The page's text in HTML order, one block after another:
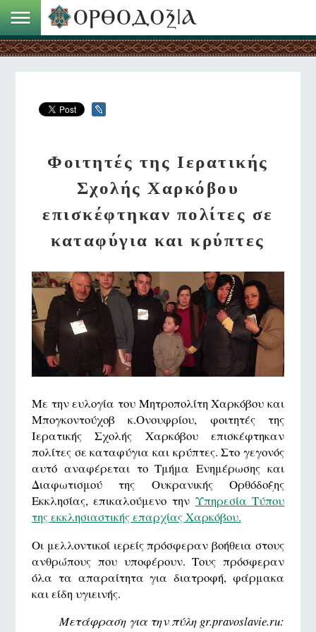
Φοιτητές της Ιερατικής
Σχολής Χαρκόβου
επισκέφτηκαν πολίτες σε
καταφύγια και κρύπτες
Με την ευλογία του Μητροπολίτη Χαρκόβου και
Μπογκοντούχοβ κ.Ονουφρίου, φοιτητές της
Ιερατικής Σχολής Χαρκόβου επισκέφτηκαν
πολίτες σε καταφύγια και κρύπτες. Στο γεγονός
αυτό αναφέρεται το Τμήμα Ενημέρωσης και
Διαφωτισμού της Ουκρανικής Ορθόδοξης
Εκκλησίας, επικαλούμενο την Υπηρεσία Τύπου
της εκκλησιαστικής επαρχίας Χαρκόβου.
Οι μελλοντικοί ιερείς πρόσφεραν βοήθεια στους
ανθρώπους που υποφέρουν. Τους πρόσφεραν
όλα τα απαραίτητα για διατροφή, φάρμακα
και είδη υγιεινής.
Μετάφραση για την πύλη gr.pravoslavie.ru: